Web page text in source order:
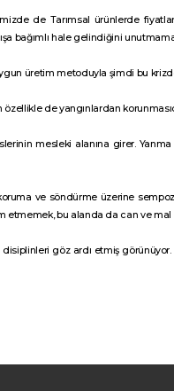
de Tarımsal ürünlerde
bağımlı hale gelindiğini
üretim metoduyla şimdi bu
özellikle de yangınlardan
mesleki alanına girer.
koruma ve söndürme üzerine
etmemek, bu alanda da can ve
göz ardı etmiş